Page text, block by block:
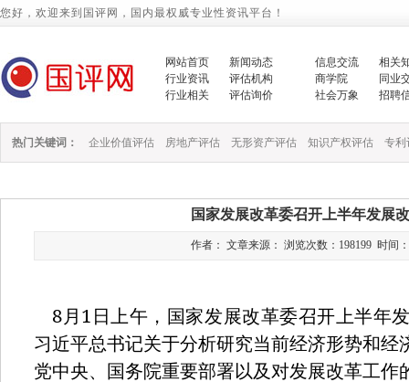
您好，欢迎来到国评网，国内最权威专业性资讯平台！
网站首页
新闻动态
行业资讯
评估机构
行业相关
评估询价
信息交流
相关
商学院
同业
社会万象
招聘
热门关键词： 企业价值评估 房地产评估 无形资产评估 知识产权评估 专利
国家发展改革委召开上半年发展
作者： 文章来源： 浏览次数：198199 时间
8 月 1 日上午，国家发展改革委召开上半年
习近平总书记关于分析研究当前经济形势和经
党中央、国务院重要部署以及对发展改革工作